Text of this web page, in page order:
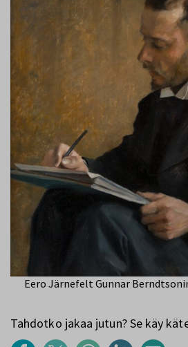
Eero Järnefelt Gunnar
Tahdotko jakaa jutun? Se käy